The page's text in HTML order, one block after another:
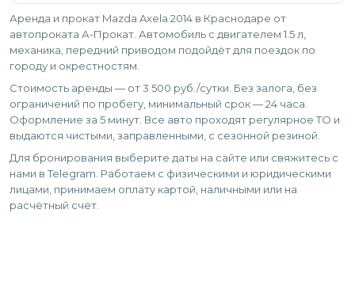
Аренда и прокат Mazda Axela 2014 в Краснодаре от
автопроката А-Прокат. Автомобиль с двигателем 1.5 л,
механика, передний приводом подойдёт для поездок по
городу и окрестностям.
Стоимость аренды — от 3 500 руб./сутки. Без залога, без
ограничений по пробегу, минимальный срок — 24 часа.
Оформление за 5 минут. Все авто проходят регулярное ТО и
выдаются чистыми, заправленными, с сезонной резиной.
Для бронирования выберите даты на сайте или свяжитесь с
нами в Telegram. Работаем с физическими и юридическими
лицами, принимаем оплату картой, наличными или на
расчётный счёт.